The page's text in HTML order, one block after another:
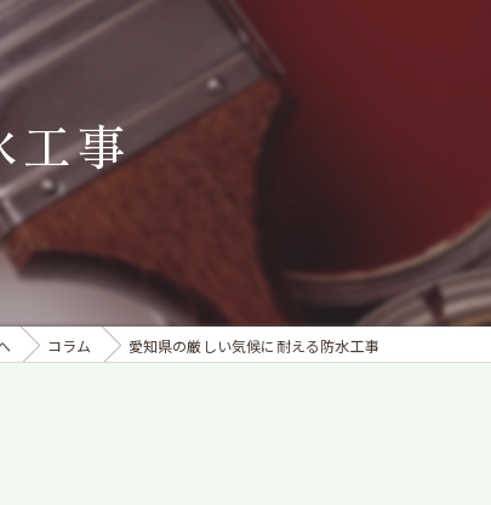
よくある質問
工事
コラム 愛知県の厳しい気候に耐える防水工事